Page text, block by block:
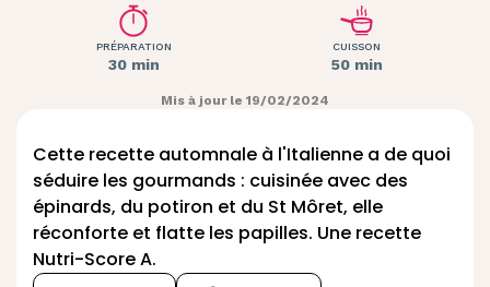
PRÉPARATION
30 min
CUISSON
50 min
Mis à jour le 19/02/2024
Cette recette automnale à l'Italienne a de quoi
séduire les gourmands : cuisinée avec des
épinards, du potiron et du St Môret, elle
réconforte et flatte les papilles. Une recette
Nutri-Score A.